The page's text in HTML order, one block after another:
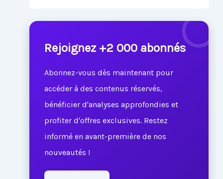
Rejoignez +2 000 abonnés
Abonnez-vous dès maintenant pour
accéder à des contenus réservés,
bénéficier d'analyses approfondies et
profiter d'offres exclusives. Restez
informé en avant-première de nos
nouveautés !